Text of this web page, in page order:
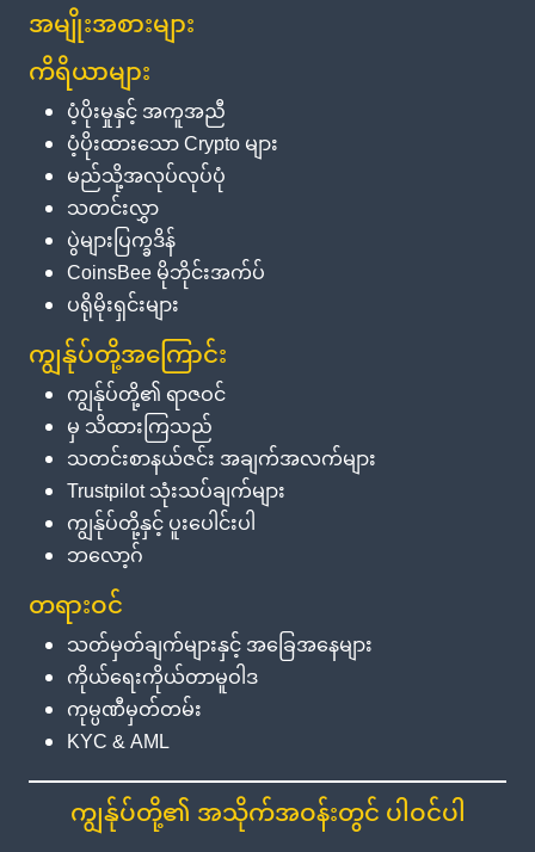
အမျိုးအစားများ
ကိရိယာများ
ပံ့ပိုးမှုနှင့် အကူအညီ
ပံ့ပိုးထားသော Crypto များ
မည်သို့အလုပ်လုပ်ပုံ
သတင်းလွှာ
ပွဲများပြက္ခဒိန်
CoinsBee မိုဘိုင်းအက်ပ်
ပရိုမိုးရှင်းများ
ကျွန်ုပ်တို့အကြောင်း
ကျွန်ုပ်တို့၏ ရာဇဝင်
မှ သိထားကြသည်
သတင်းစာနယ်ဇင်း အချက်အလက်များ
Trustpilot သုံးသပ်ချက်များ
ကျွန်ုပ်တို့နှင့် ပူးပေါင်းပါ
ဘလော့ဂ်
တရားဝင်
သတ်မှတ်ချက်များနှင့် အခြေအနေများ
ကိုယ်ရေးကိုယ်တာမူဝါဒ
ကုမ္ပဏီမှတ်တမ်း
KYC & AML
ကျွန်ုပ်တို့၏ အသိုက်အဝန်းတွင် ပါဝင်ပါ